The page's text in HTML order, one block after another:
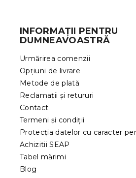
INFORMAȚII PENTRU
DUMNEAVOASTRĂ
Urmărirea comenzii
Opțiuni de livrare
Metode de plată
Reclamații și retururi
Contact
Termeni și condiții
Protecția datelor cu caracter
Achizitii SEAP
Tabel mărimi
Blog